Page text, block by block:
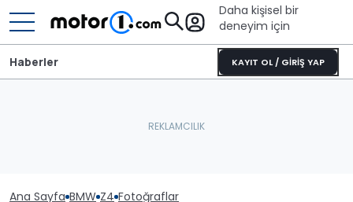
Daha kişisel bir
deneyim için
KAYIT OL / GİRİŞ YAP
Haberler
Ana Sayfa BMW Z4 Fotoğraflar